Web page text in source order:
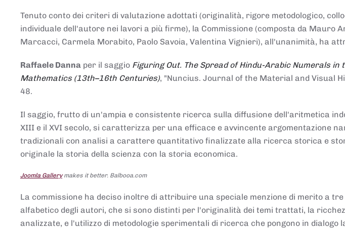
Tenuto conto dei criteri di valutazione adottati (originalità, rigore metodologico,
individuale dell'autore nei lavori a più firme), la Commissione (composta da Mauro
Marcacci, Carmela Morabito, Paolo Savoia, Valentina Vignieri), all'unanimità, ha
Raffaele Danna per il saggio Figuring Out. The Spread of Hindu-Arabic Numerals
Mathematics (13th–16th Centuries), "Nuncius. Journal of the Material and Visual
48.
Il saggio, frutto di un'ampia e consistente ricerca sulla diffusione dell'aritmetica
XIII e il XVI secolo, si caratterizza per una efficace e avvincente argomentazione
tradizionali con analisi a carattere quantitativo finalizzate alla ricerca storica e
originale la storia della scienza con la storia economica.
Joomla Gallerymakes it better. Balbooa.com
La commissione ha deciso inoltre di attribuire una speciale menzione di merito a
alfabetico degli autori, che si sono distinti per l'originalità dei temi trattati, la
analizzate, e l'utilizzo di metodologie sperimentali di ricerca che pongono in dialogo